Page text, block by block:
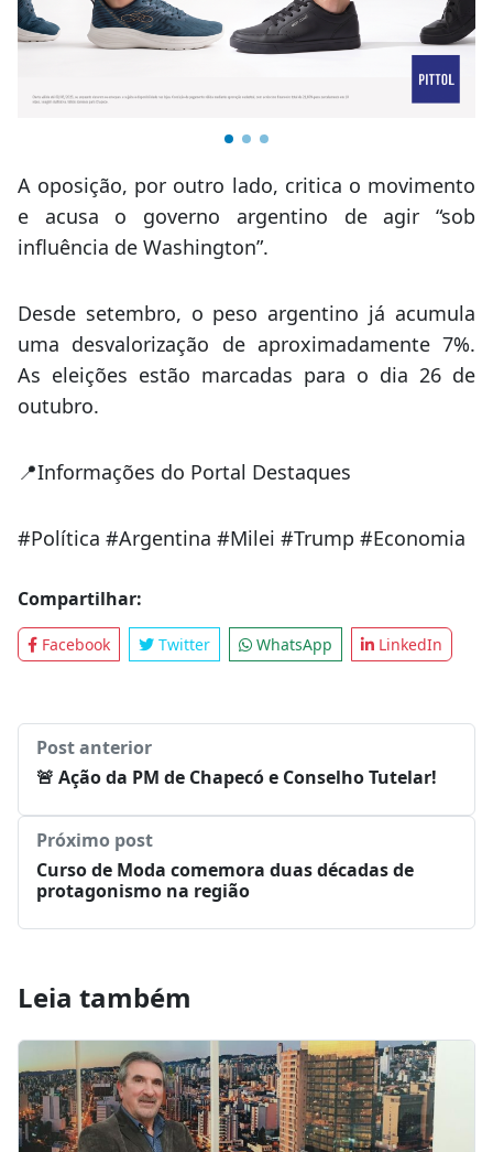
A oposição, por outro lado, critica o movimento
e acusa o governo argentino de agir “sob
Desde setembro, o peso argentino já acumula
uma desvalorização de aproximadamente 7%.
As eleições estão marcadas para o dia 26 de
Compartilhar:
Post anterior
Próximo post
Curso de Moda comemora duas décadas de